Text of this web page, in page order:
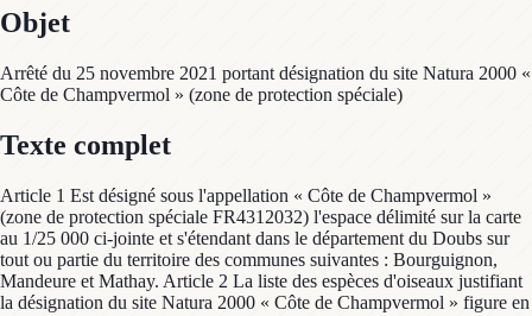
Objet
Arrêté du 25 novembre 2021 portant désignation du site Natura 2000 «
Côte de Champvermol » (zone de protection spéciale)
Texte complet
Article 1 Est désigné sous l'appellation « Côte de Champvermol »
(zone de protection spéciale FR4312032) l'espace délimité sur la carte
au 1/25 000 ci-jointe et s'étendant dans le département du Doubs sur
tout ou partie du territoire des communes suivantes : Bourguignon,
Mandeure et Mathay. Article 2 La liste des espèces d'oiseaux justifiant
la désignation du site Natura 2000 « Côte de Champvermol » figure en